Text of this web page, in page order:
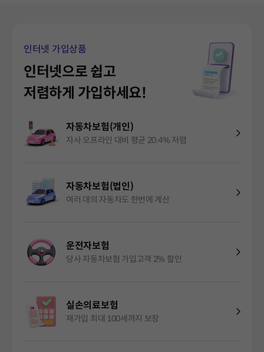
인터넷 가입상품
인터넷으로 쉽고
저렴하게 가입하세요!
자동차보험(개인)
자사 오프라인 대비 평균 20.4% 저렴
자동차보험(법인)
여러 대의 자동차도 한번에 계산
운전자보험
당사 자동차보험 가입고객 2% 할인
실손의료보험
재가입 최대 100세까지 보장